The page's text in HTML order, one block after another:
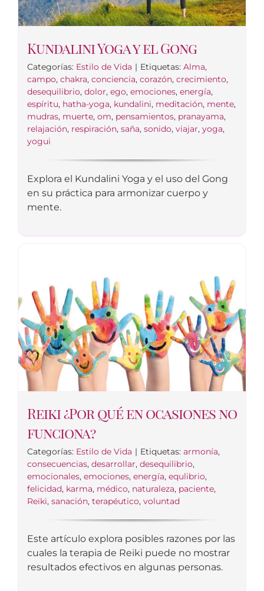
Kundalini Yoga y el Gong
Categorías: Estilo de Vida | Etiquetas: Alma,
campo, chakra, conciencia, corazón, crecimiento,
desequilibrio, dolor, ego, emociones, energía,
espíritu, hatha-yoga, kundalini, meditación, mente,
mudras, muerte, om, pensamientos, pranayama,
relajación, respiración, saña, sonido, viajar, yoga,
yogui
Explora el Kundalini Yoga y el uso del Gong
en su práctica para armonizar cuerpo y
mente.
Reiki ¿Por qué en ocasiones no
funciona?
Categorías: Estilo de Vida | Etiquetas: armonía,
consecuencias, desarrollar, desequilibrio,
emocionales, emociones, energía, equlibrio,
felicidad, karma, médico, naturaleza, paciente,
Reiki, sanación, terapéutico, voluntad
Este artículo explora posibles razones por las
cuales la terapia de Reiki puede no mostrar
resultados efectivos en algunas personas.